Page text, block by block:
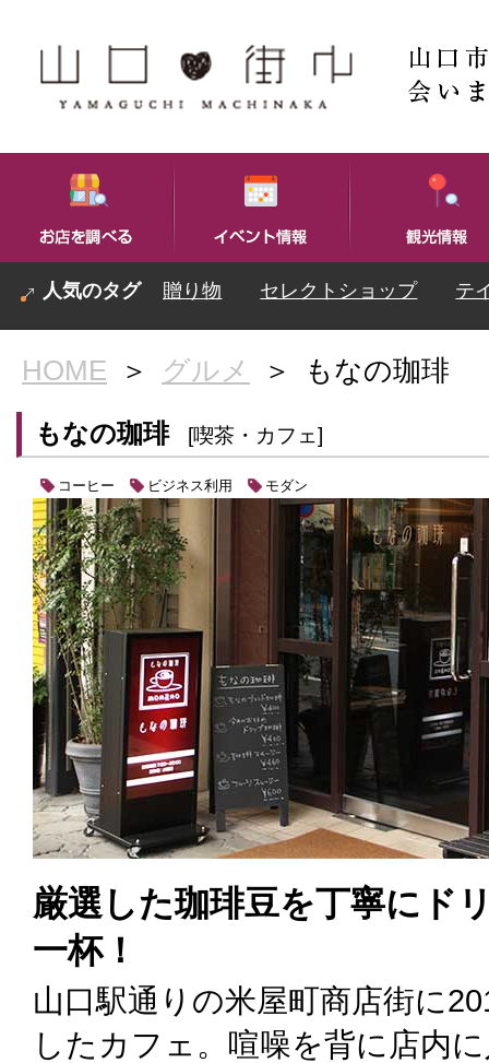
贈り物 セレクトショップ テ
HOME ＞ グルメ ＞ もなの珈琲
もなの珈琲 [喫茶・カフェ]
コーヒー ビジネス利用 モダン
厳選した珈琲豆を丁寧にド
一杯！
山口駅通りの米屋町商店街に
したカフェ。喧噪を背に店内